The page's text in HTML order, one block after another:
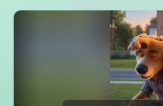
รูปถ่าย
ดูทุกเค
ความคิด รูปภาพ และคําแนะนําให้เ
และการเล่